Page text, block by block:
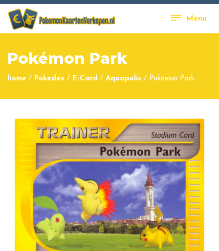
Menu
Pokémon Park
home / Pokedex / E-Card / Aquapolis / Pokémon Park